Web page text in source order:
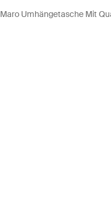
Maro Umhängetasche Mit